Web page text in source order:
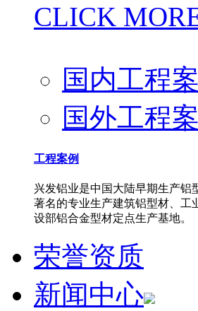
CLICK
国内工程
国外工程
工程案例
兴发铝业是中国大陆早期生产铝
著名的专业生产建筑铝型材、工
设部铝合金型材定点生产基地。
荣誉资质
新闻中心